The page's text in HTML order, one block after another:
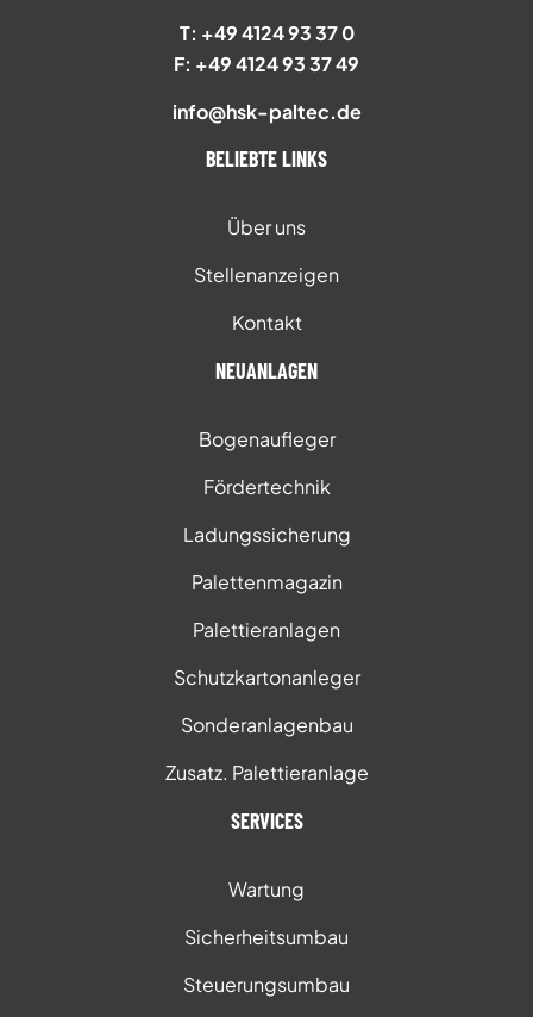
T: +49 4124 93 37 0
F: +49 4124 93 37 49
info@hsk-paltec.de
BELIEBTE LINKS
Über uns
Stellenanzeigen
Kontakt
NEUANLAGEN
Bogenaufleger
Fördertechnik
Ladungssicherung
Palettenmagazin
Palettieranlagen
Schutzkartonanleger
Sonderanlagenbau
Zusatz. Palettieranlage
SERVICES
Wartung
Sicherheitsumbau
Steuerungsumbau